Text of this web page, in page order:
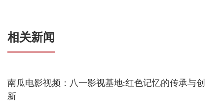
相关新闻
南瓜电影视频：八一影视基地:红色记忆的传承与创
新